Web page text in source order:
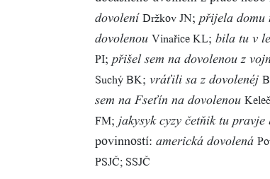
dovolení Držkov JN; přijela domu
dovolenou Vinařice KL; bila tu v
PI; přišel sem na dovolenou z
Suchý BK; vráťili sa z dovolenéj
sem na Fseťín na dovolenou
FM; jakysyk cyzy četňik tu pravje
povinností: americká dovolená
PSJČ; SSJČ